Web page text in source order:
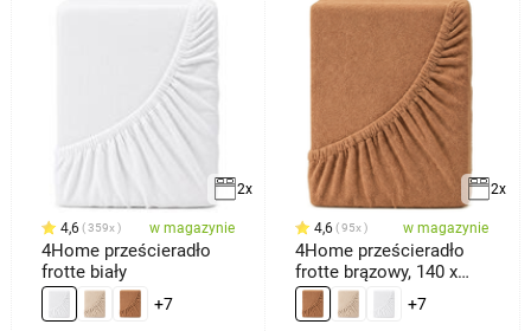
2x
4,6 359x w magazynie
4Home prześcieradło
frotte biały
+7
2x
4,6 95x w magazynie
4Home prześcieradło
frotte brązowy, 140 x
200 cm
+7